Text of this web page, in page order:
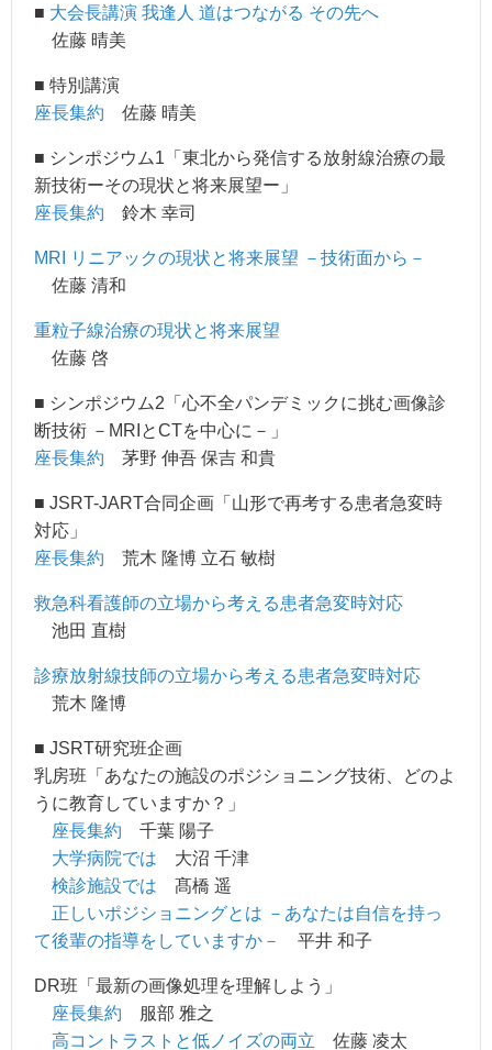
■ 大会長講演 我逢人 道はつながる その先へ
佐藤 晴美
■ 特別講演
座長集約 佐藤 晴美
■ シンポジウム1「東北から発信する放射線治療の最
新技術ーその現状と将来展望ー」
座長集約 鈴木 幸司
MRI リニアックの現状と将来展望 －技術面から－
佐藤 清和
重粒子線治療の現状と将来展望
佐藤 啓
■ シンポジウム2「心不全パンデミックに挑む画像診
断技術 －MRIとCTを中心に－」
座長集約 茅野 伸吾 保吉 和貴
■ JSRT-JART合同企画「山形で再考する患者急変時
対応」
座長集約 荒木 隆博 立石 敏樹
救急科看護師の立場から考える患者急変時対応
池田 直樹
診療放射線技師の立場から考える患者急変時対応
荒木 隆博
■ JSRT研究班企画
乳房班「あなたの施設のポジショニング技術、どのよ
うに教育していますか？」
座長集約 千葉 陽子
大学病院では 大沼 千津
検診施設では 髙橋 遥
正しいポジショニングとは －あなたは自信を持っ
て後輩の指導をしていますか－
平井 和子
DR班「最新の画像処理を理解しよう」
座長集約 服部 雅之
高コントラストと低ノイズの両立 佐藤 凌太